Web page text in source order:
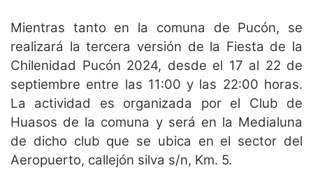
Mientras tanto en la comuna de Pucón, se
realizará la tercera versión de la Fiesta de la
Chilenidad Pucón 2024, desde el 17 al 22 de
septiembre entre las 11:00 y las 22:00 horas.
La actividad es organizada por el Club de
Huasos de la comuna y será en la Medialuna
de dicho club que se ubica en el sector del
Aeropuerto, callejón silva s/n, Km. 5.